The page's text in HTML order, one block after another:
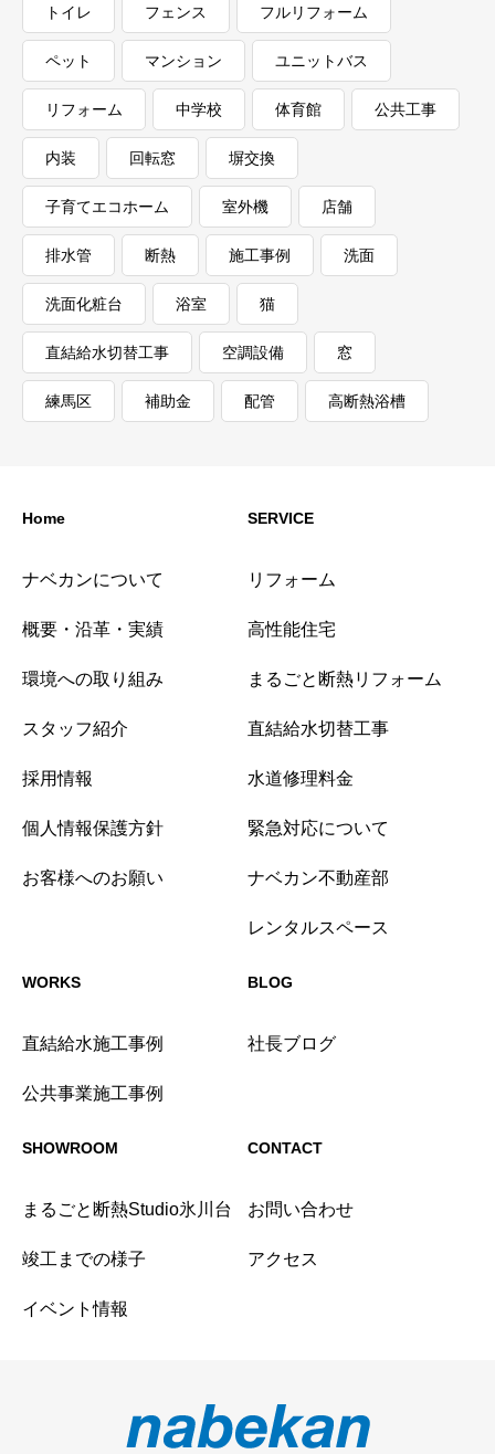
トイレ フェンス フルリフォーム
ペット マンション ユニットバス
リフォーム 中学校 体育館 公共工事
内装 回転窓 塀交換
子育てエコホーム 室外機 店舗
排水管 断熱 施工事例 洗面
洗面化粧台 浴室 猫
直結給水切替工事 空調設備 窓
練馬区 補助金 配管 高断熱浴槽
Home
ナベカンについて
概要・沿革・実績
環境への取り組み
スタッフ紹介
採用情報
個人情報保護方針
お客様へのお願い
SERVICE
リフォーム
高性能住宅
まるごと断熱リフォーム
直結給水切替工事
水道修理料金
緊急対応について
ナベカン不動産部
レンタルスペース
WORKS
直結給水施工事例
公共事業施工事例
BLOG
社長ブログ
SHOWROOM
まるごと断熱Studio氷川台
竣工までの様子
イベント情報
CONTACT
お問い合わせ
アクセス